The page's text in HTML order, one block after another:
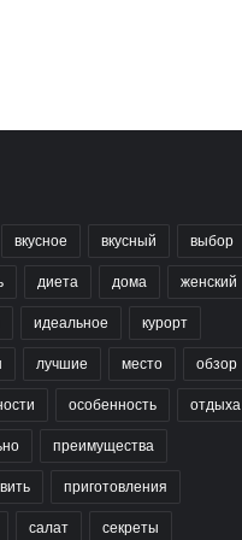
вкусное вкусный выбор
диета дома женский
идеальное курорт
лучшие место обзор
особенность отдыха
преимущества
приготовления
салат секреты